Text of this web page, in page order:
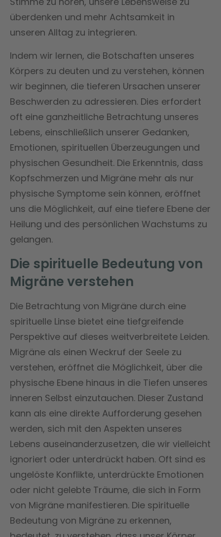
überdenken und mehr Achtsamkeit in
unseren Alltag zu integrieren.
Indem wir lernen, die Botschaften unseres
Körpers zu deuten und zu verstehen, können
wir beginnen, die tieferen Ursachen unserer
Beschwerden zu adressieren. Dies erfordert
oft eine ganzheitliche Betrachtung unseres
Lebens, einschließlich unserer Gedanken,
Emotionen, spirituellen Überzeugungen und
physischen Gesundheit. Die Erkenntnis, dass
Kopfschmerzen und Migräne mehr als nur
physische Symptome sein können, eröffnet
uns die Möglichkeit, auf eine tiefere Ebene der
Heilung und des persönlichen Wachstums zu
gelangen.
Die spirituelle Bedeutung von
Migräne verstehen
Die Betrachtung von Migräne durch eine
spirituelle Linse bietet eine tiefgreifende
Perspektive auf dieses weitverbreitete Leiden.
Migräne als einen Weckruf der Seele zu
verstehen, eröffnet die Möglichkeit, über die
physische Ebene hinaus in die Tiefen unseres
inneren Selbst einzutauchen. Dieser Zustand
kann als eine direkte Aufforderung gesehen
werden, sich mit den Aspekten unseres
Lebens auseinanderzusetzen, die wir vielleicht
ignoriert oder unterdrückt haben. Oft sind es
ungelöste Konflikte, unterdrückte Emotionen
oder nicht gelebte Träume, die sich in Form
von Migräne manifestieren. Die spirituelle
Bedeutung von Migräne zu erkennen,